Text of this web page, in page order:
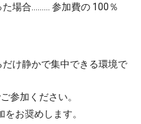
場合……… 参加費の 100％
け静かで集中できる環境で
参加ください。
お奨めします。